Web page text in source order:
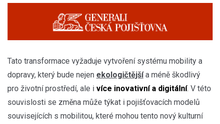
Tato transformace vyžaduje vytvoření systému mobility a
dopravy, který bude nejen ekologičtějšía méně škodlivý
pro životní prostředí, ale i více inovativní a digitální. V této
souvislosti se změna může týkat i pojišťovacích modelů
souvisejících s mobilitou, které mohou tento nový kulturní